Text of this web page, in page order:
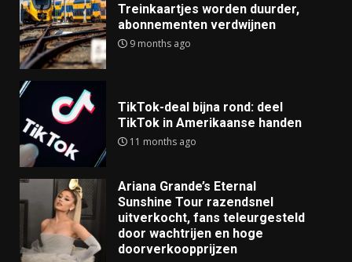
Treinkaartjes worden duurder,
abonnementen verdwijnen
9 months ago
TikTok-deal bijna rond: deel
TikTok in Amerikaanse handen
11 months ago
Ariana Grande’s Eternal
Sunshine Tour razendsnel
uitverkocht, fans teleurgesteld
door wachtrijen en hoge
doorverkoopprijzen